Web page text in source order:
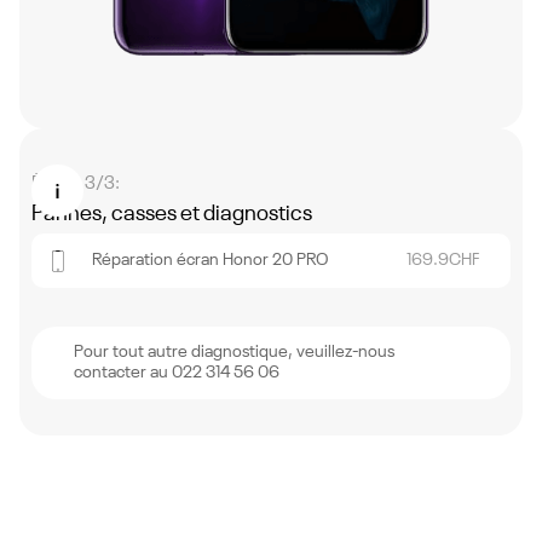
Étape 3/3:
Pannes, casses et diagnostics
Réparation écran Honor 20 PRO 169.9CHF
Pour tout autre diagnostique, veuillez-nous
contacter au 022 314 56 06